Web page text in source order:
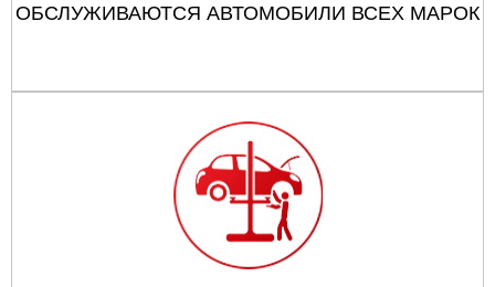
ОБСЛУЖИВАЮТСЯ АВТОМОБИЛИ ВСЕХ МАРОК